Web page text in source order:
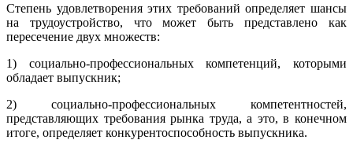
Степень удовлетворения этих требований определяет шансы
на трудоустройство, что может быть представлено как
пересечение двух множеств:
1) социально-профессиональных компетенций, которыми
обладает выпускник;
2) социально-профессиональных компетентностей,
представляющих требования рынка труда, а это, в конечном
итоге, определяет конкурентоспособность выпускника.